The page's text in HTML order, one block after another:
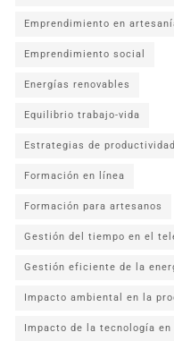
Emprendimiento en
Emprendimiento social
Energías renovables
Equilibrio trabajo-vida
Estrategias de
Formación en línea
Formación para artesanos
Gestión del tiempo en el
Gestión eficiente de la
Impacto ambiental en la
Impacto de la tecnología en